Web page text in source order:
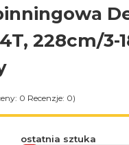
228cm/3-
0 Recenzje: 0)
ostatnia sztuka